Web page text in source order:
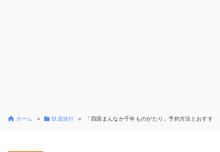
ホーム 鉄道旅行 「四国まんなか千年ものがたり」予約方法とおすす